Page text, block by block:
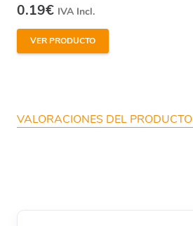
0.19€ IVA Incl.
VER PRODUCTO
VALORACIONES DEL PRODUCTO